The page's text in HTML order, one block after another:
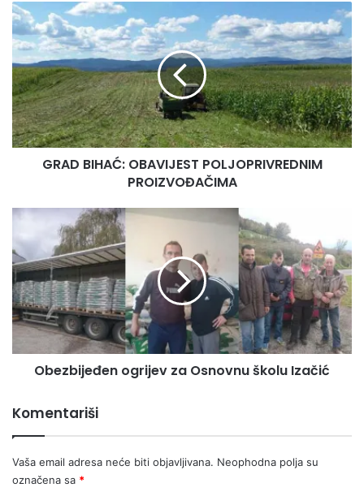
G
R
A
D
B
I
H
A
Ć
A
I
J
E
S
T
P
R
V
R
GRAD BIHAĆ: OBAVIJEST POLJOPRIVREDNIM
PROIZVOĐAČIMA
O
e
z
b
i
j
đ
g
r
Obezbijeđen ogrijev za Osnovnu školu Izačić
Komentariši
Vaša email adresa neće biti objavljivana. Neophodna polja su
označena sa *